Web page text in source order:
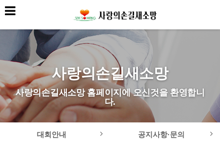
사랑의손길새소망
사랑의손길새소망 홈페이지에 오신것을 환영합니
다.
대회안내 공지사항·문의